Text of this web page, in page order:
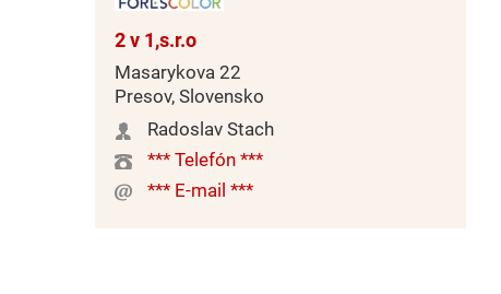
2 v 1,s.r.o
Masarykova 22
Presov, Slovensko
Radoslav Stach
*** Telefón ***
*** E-mail ***